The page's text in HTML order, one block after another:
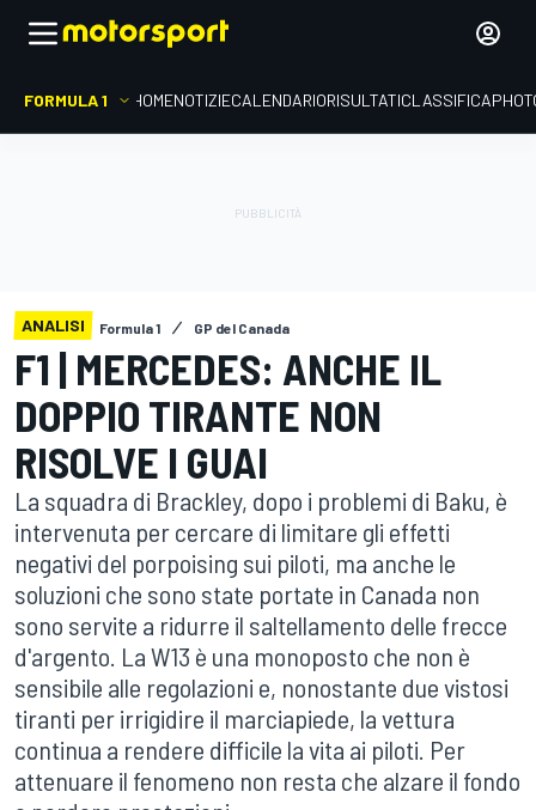
FORMULA 1 HOMENOTIZIECALENDARIORISULTATICLASSIFICA
ANALISI Formula 1 GP del Canada
F1 | MERCEDES: ANCHE IL
DOPPIO TIRANTE NON
RISOLVE I GUAI
La squadra di Brackley, dopo i problemi di Baku, è
intervenuta per cercare di limitare gli effetti
negativi del porpoising sui piloti, ma anche le
soluzioni che sono state portate in Canada non
sono servite a ridurre il saltellamento delle frecce
d'argento. La W13 è una monoposto che non è
sensibile alle regolazioni e, nonostante due vistosi
tiranti per irrigidire il marciapiede, la vettura
continua a rendere difficile la vita ai piloti. Per
attenuare il fenomeno non resta che alzare il fondo